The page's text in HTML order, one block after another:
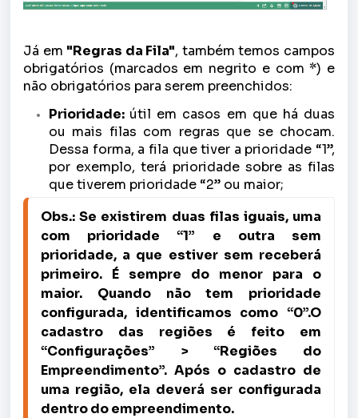
Já em "Regras da Fila", também temos campos
obrigatórios (marcados em negrito e com *) e
não obrigatórios para serem preenchidos:
Prioridade: útil em casos em que há duas
ou mais filas com regras que se chocam.
Dessa forma, a fila que tiver a prioridade “1”,
por exemplo, terá prioridade sobre as filas
que tiverem prioridade “2” ou maior;
Obs.: Se existirem duas filas iguais, uma
com prioridade “1” e outra sem
prioridade, a que estiver sem receberá
primeiro. É sempre do menor para o
maior. Quando não tem prioridade
configurada, identificamos como “0”.O
cadastro das regiões é feito em
“Configurações” > “Regiões do
Empreendimento”. Após o cadastro de
uma região, ela deverá ser configurada
dentro do empreendimento.